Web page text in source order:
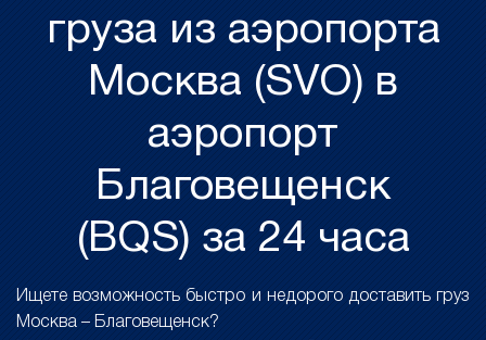
груза из аэропорта
Москва (SVO) в
аэропорт
Благовещенск
(BQS) за 24 часа
Ищете возможность быстро и недорого доставить груз
Москва – Благовещенск?